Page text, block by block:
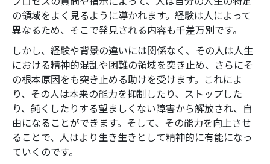
の領域をよく見るように導かれます。経験は人によって
異なるため、そこで発見される内容も千差万別です。
しかし、経験や背景の違いには関係なく、その人は人生
における精神的混乱や困難の領域を突き止め、さらにそ
の根本原因をも突き止める助けを受けます。これによ
り、その人は本来の能力を抑制したり、ストップした
り、鈍くしたりする望ましくない障害から解放され、自
由になることができます。そして、その能力を向上させ
ることで、人はより生き生きとして精神的に有能になっ
ていくのです。